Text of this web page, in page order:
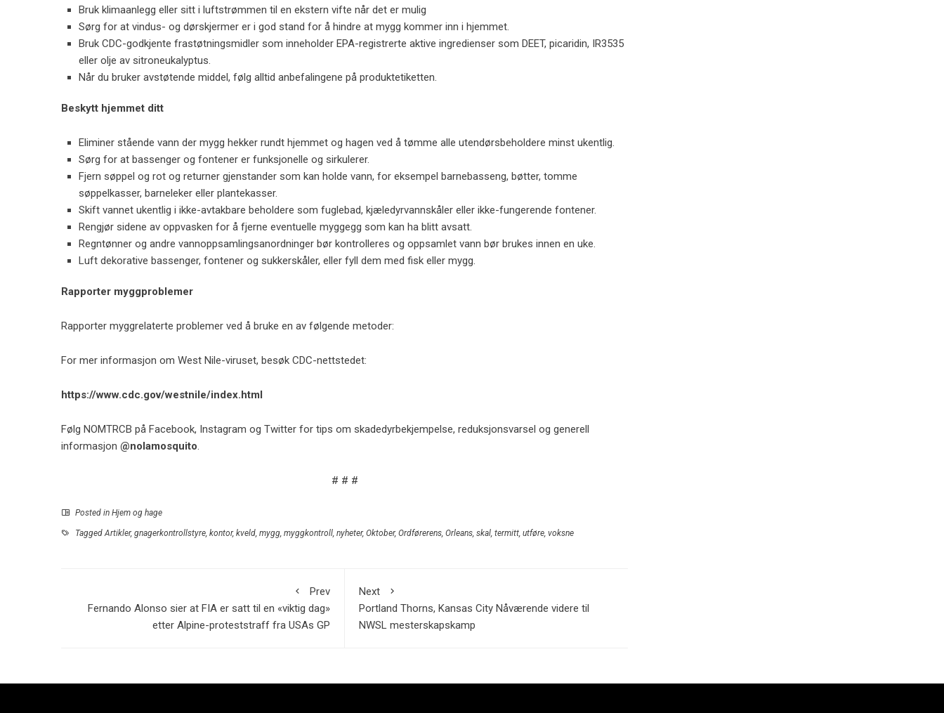
Bruk klimaanlegg eller sitt i luftstrømmen til en ekstern vifte når det er mulig
Sørg for at vindus- og dørskjermer er i god stand for å hindre at mygg kommer inn i hjemmet.
Bruk CDC-godkjente frastøtningsmidler som inneholder EPA-registrerte aktive ingredienser som DEET, picaridin, IR3535
eller olje av sitroneukalyptus.
Når du bruker avstøtende middel, følg alltid anbefalingene på produktetiketten.
Beskytt hjemmet ditt
Eliminer stående vann der mygg hekker rundt hjemmet og hagen ved å tømme alle utendørsbeholdere minst ukentlig.
Sørg for at bassenger og fontener er funksjonelle og sirkulerer.
Fjern søppel og rot og returner gjenstander som kan holde vann, for eksempel barnebasseng, bøtter, tomme
søppelkasser, barneleker eller plantekasser.
Skift vannet ukentlig i ikke-avtakbare beholdere som fuglebad, kjæledyrvannskåler eller ikke-fungerende fontener.
Rengjør sidene av oppvasken for å fjerne eventuelle myggegg som kan ha blitt avsatt.
Regntønner og andre vannoppsamlingsanordninger bør kontrolleres og oppsamlet vann bør brukes innen en uke.
Luft dekorative bassenger, fontener og sukkerskåler, eller fyll dem med fisk eller mygg.
Rapporter myggproblemer
Rapporter myggrelaterte problemer ved å bruke en av følgende metoder:
For mer informasjon om West Nile-viruset, besøk CDC-nettstedet:
https://www.cdc.gov/westnile/index.html
Følg NOMTRCB på Facebook, Instagram og Twitter for tips om skadedyrbekjempelse, reduksjonsvarsel og generell
informasjon @nolamosquito.
# # #
Posted in Hjem og hage
TaggedArtikler, gnagerkontrollstyre, kontor, kveld, mygg, myggkontroll, nyheter, Oktober, Ordførerens, Orleans, skal, termitt, utføre, voksne
Prev
Fernando Alonso sier at FIA er satt til en «viktig dag»
etter Alpine-proteststraff fra USAs GP
Next
Portland Thorns, Kansas City Nåværende videre til
NWSL mesterskapskamp